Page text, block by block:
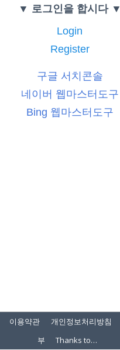
▼ 로그인을 합시다 ▼
Login
Register
구글 서치콘솔
네이버 웹마스터도구
Bing 웹마스터도구
이용약관 개인정보처리방침
부
Thanks to…